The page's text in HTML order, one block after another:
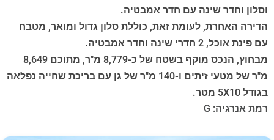
וסלון וחדר שינה עם חדר אמבטיה.
הדירה האחרת, לעומת זאת, כוללת סלון גדול ומואר, מטבח
עם פינת אוכל, 2 חדרי שינה וחדר אמבטיה.
מבחוץ, הנכס מוקף בשטח של כ-8,779 מ"ר, מתוכם 8,649
מ"ר של מטעי זיתים ו-140 מ"ר של גן עם בריכת שחייה נפלאה
בגודל 5X10 מטר.
רמת אנרגיה: G